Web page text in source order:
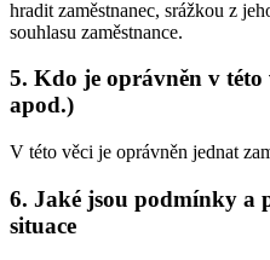
hradit zaměstnanec, srážkou z
souhlasu zaměstnance.
5. Kdo je oprávněn v této
apod.)
V této věci je oprávněn jednat
6. Jaké jsou podmínky a
situace